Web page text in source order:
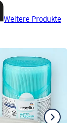
Weitere Produkte